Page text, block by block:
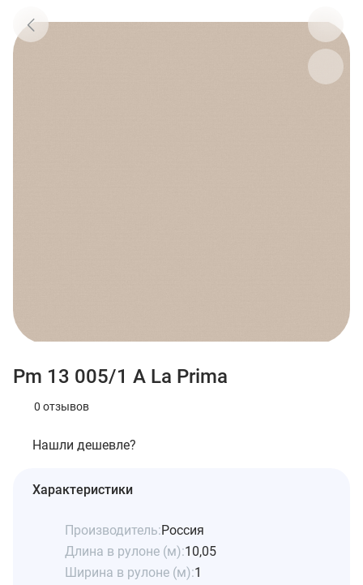
Pm 13 005/1 A La Prima
0 отзывов
Нашли дешевле?
Характеристики
Производитель:Россия
Длина в рулоне (м):10,05
Ширина в рулоне (м):1